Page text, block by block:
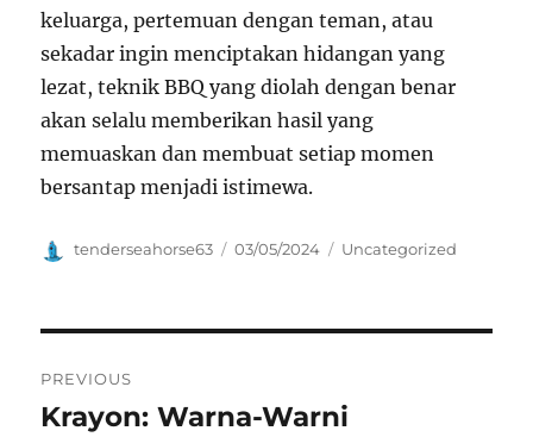
keluarga, pertemuan dengan teman, atau
sekadar ingin menciptakan hidangan yang
lezat, teknik BBQ yang diolah dengan benar
akan selalu memberikan hasil yang
memuaskan dan membuat setiap momen
bersantap menjadi istimewa.
Author
tenderseahorse63
Posted
03/05/2024 Categories
Uncategorized
pos
PREVIOUS
Previous
Krayon: Warna-Warni